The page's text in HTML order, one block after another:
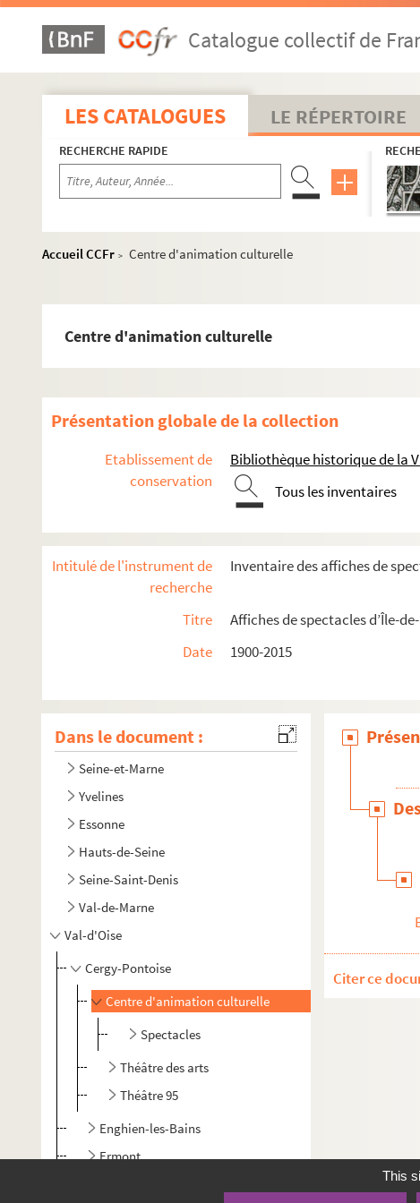
Catalogue collectif de
LES CATALOGUES LE RÉPERTOIRE
RECHERCHE RAPIDE
Accueil CCFr > Centre d'animation culturelle
Centre d'animation culturelle
Présentation globale de la collection
Etablissement de
conservation
Bibliothèque historique de la
Tous les inventaires
Intitulé de l'instrument de
recherche
Inventaire des affiches de
Titre
Affiches de spectacles d’Île-
Date
1900-2015
Dans le document :
Seine-et-Marne
Yvelines
Essonne
Hauts-de-Seine
Seine-Saint-Denis
Val-de-Marne
Val-d'Oise
Cergy-Pontoise
Centre d'animation culturelle
Spectacles
Théâtre des arts
Théâtre 95
Enghien-les-Bains
Ermont
Citer ce
This